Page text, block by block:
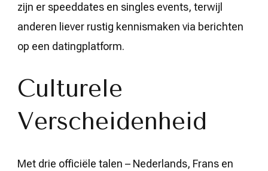
zijn er speeddates en singles events, terwijl
anderen liever rustig kennismaken via berichten
op een datingplatform.
Culturele
Verscheidenheid
Met drie officiële talen – Nederlands, Frans en